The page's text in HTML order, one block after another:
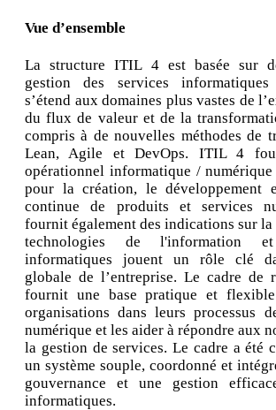
Vue d’ensemble
La structure ITIL 4 est basée sur
gestion des services
s’étend aux domaines plus vastes de
du flux de valeur et de la
compris à de nouvelles méthodes de
Lean, Agile et DevOps. ITIL 4
opérationnel informatique /
pour la création, le développement
continue de produits et services
fournit également des indications sur la
technologies de l'information
informatiques jouent un rôle clé
globale de l’entreprise. Le cadre de
fournit une base pratique et
organisations dans leurs processus
numérique et les aider à répondre aux
la gestion de services. Le cadre a été
un système souple, coordonné et
gouvernance et une gestion
informatiques.